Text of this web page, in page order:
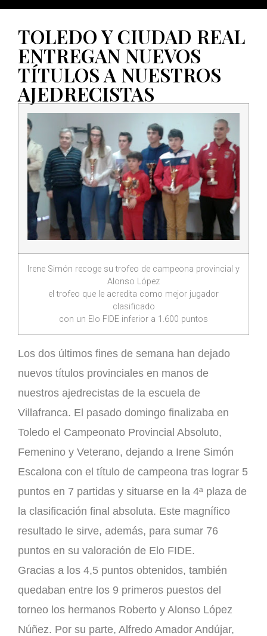
TOLEDO Y CIUDAD REAL
ENTREGAN NUEVOS
TÍTULOS A NUESTROS
AJEDRECISTAS
Irene Simón recoge su trofeo de campeona provincial y
Alonso López
el trofeo que le acredita como mejor jugador
clasificado
con un Elo FIDE inferior a 1.600 puntos
Los dos últimos fines de semana han dejado
nuevos títulos provinciales en manos de
nuestros ajedrecistas de la escuela de
Villafranca. El pasado domingo finalizaba en
Toledo el Campeonato Provincial Absoluto,
Femenino y Veterano, dejando a Irene Simón
Escalona con el título de campeona tras lograr 5
puntos en 7 partidas y situarse en la 4ª plaza de
la clasificación final absoluta. Este magnífico
resultado le sirve, además, para sumar 76
puntos en su valoración de Elo FIDE.
Gracias a los 4,5 puntos obtenidos, también
quedaban entre los 9 primeros puestos del
torneo los hermanos Roberto y Alonso López
Núñez. Por su parte, Alfredo Amador Andújar,